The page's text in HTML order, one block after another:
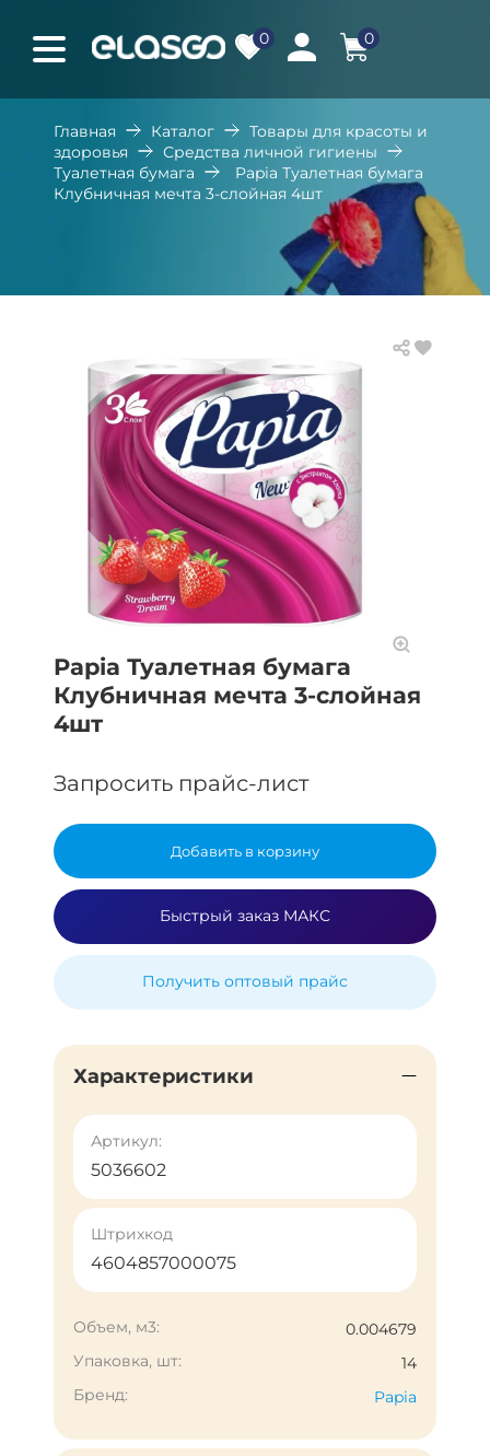
0 0
Главная Каталог
Товары для красоты и
здоровья
Средства личной гигиены
Туалетная бумага
Papia Туалетная бумага
Клубничная мечта 3-слойная 4шт
Papia Туалетная бумага
Клубничная мечта 3-слойная
4шт
Запросить прайс-лист
Добавить в корзину
Быстрый заказ МАКС
Получить оптовый прайс
Характеристики
Артикул:
5036602
Штрихкод
4604857000075
Объем, м3:
0.004679
Упаковка, шт:
14
Бренд:
Papia